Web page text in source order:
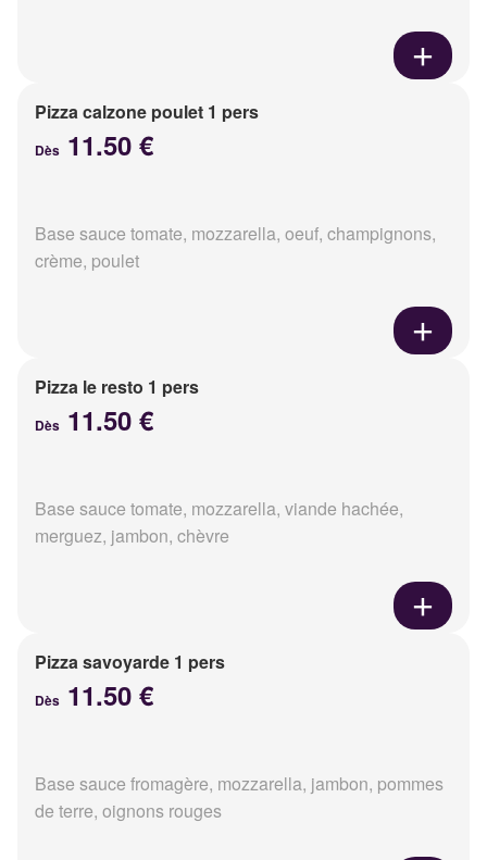
Pizza calzone poulet 1 pers
Dès 11.50 €
Base sauce tomate, mozzarella, oeuf, champignons,
crème, poulet
Pizza le resto 1 pers
Dès 11.50 €
Base sauce tomate, mozzarella, viande hachée,
merguez, jambon, chèvre
Pizza savoyarde 1 pers
Dès 11.50 €
Base sauce fromagère, mozzarella, jambon, pommes
de terre, oignons rouges